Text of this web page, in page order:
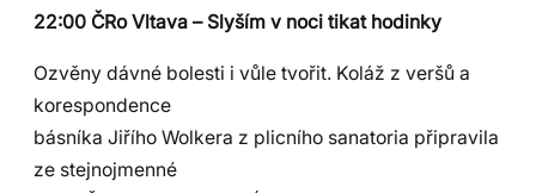
22:00 ČRo Vltava – Slyším v noci tikat hodinky
Ozvěny dávné bolesti i vůle tvořit. Koláž z veršů a
korespondence
básníka Jiřího Wolkera z plicního sanatoria připravila
ze stejnojmenné